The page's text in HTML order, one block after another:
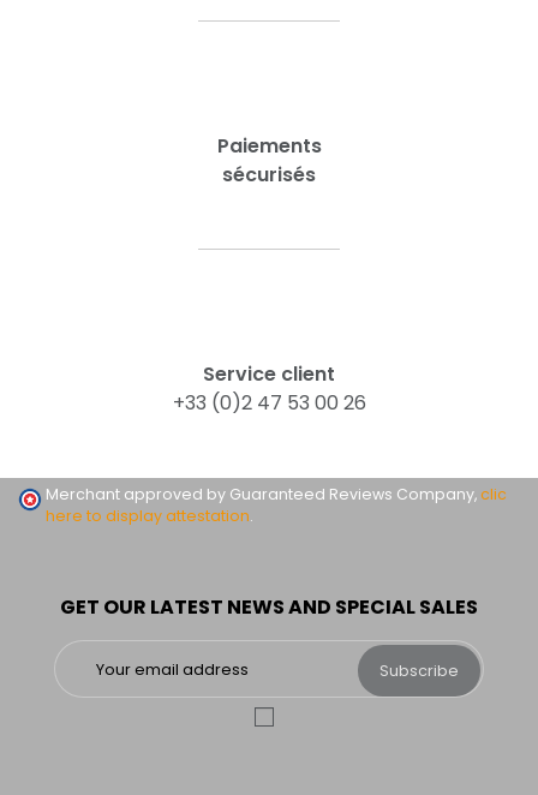
Paiements
sécurisés
Service client
+33 (0)2 47 53 00 26
GET OUR LATEST NEWS AND SPECIAL SALES
Subscribe
Merchant approved by Guaranteed Reviews Company,clic
here to display attestation.